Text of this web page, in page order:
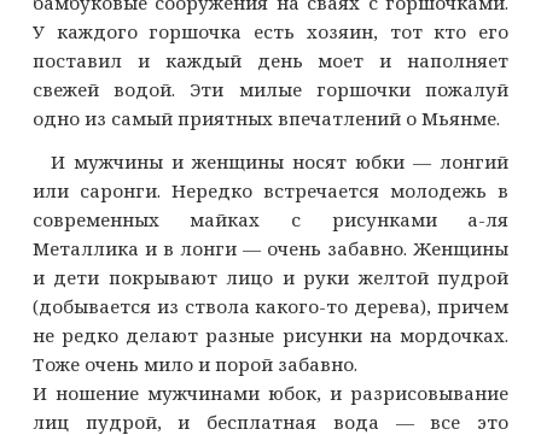
У каждого горшочка есть хозяин, тот кто его
поставил и каждый день моет и наполняет
свежей водой. Эти милые горшочки пожалуй
одно из самый приятных впечатлений о Мьянме.
И мужчины и женщины носят юбки — лонгий
или саронги. Нередко встречается молодежь в
современных майках с рисунками а-ля
Металлика и в лонги — очень забавно. Женщины
и дети покрывают лицо и руки желтой пудрой
(добывается из ствола какого-то дерева), причем
не редко делают разные рисунки на мордочках.
Тоже очень мило и порой забавно.
И ношение мужчинами юбок, и разрисовывание
лиц пудрой, и бесплатная вода — все это